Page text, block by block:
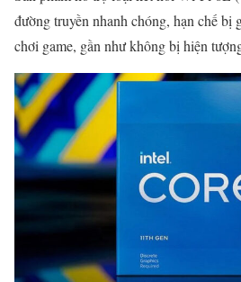
đường truyền nhanh chóng, hạn chế bị
chơi game, gần như không bị hiện